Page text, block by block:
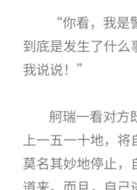
“你看，我是
到底是发生了什么
我说说！”
舸瑞一看对方
上一五一十地，将
莫名其妙地停止，